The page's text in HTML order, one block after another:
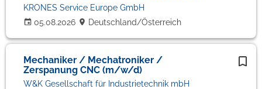
05.08.2026
KRONES Service Europe GmbH
Deutschland/Österreich
Mechaniker / Mechatroniker /
Zerspanung CNC (m/w/d)
W&K Gesellschaft für Industrietechnik mbH